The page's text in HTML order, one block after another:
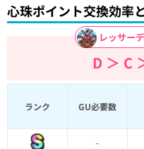
心珠ポイント交換効率
レッサー
D ＞ C
ランク GU必要数
-